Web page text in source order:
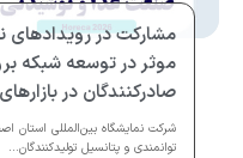
مشارکت در رویدادهای
موثر در توسعه شبکه
صادرکنندگان در
شرکت نمایشگاه بین‌المللی استان
توانمندی و پتانسیل تولیدکنندگان...